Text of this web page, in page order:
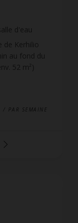
d'eau
de Kerhilio
au fond du
52 m²)
/ PAR SEMAINE